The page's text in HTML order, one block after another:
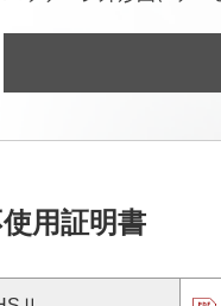
用証明書